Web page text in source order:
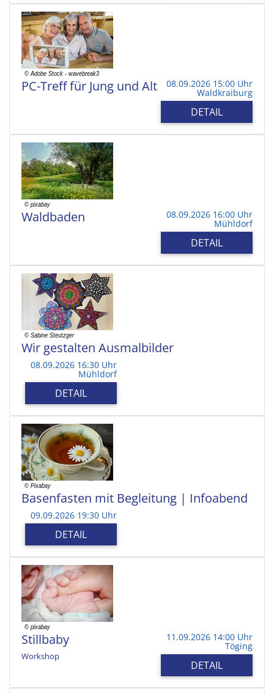
PC-Treff für Jung und Alt 08.09.2026 15:00 Uhr
Waldkraiburg
DETAIL
Waldbaden 08.09.2026 16:00 Uhr
Mühldorf
DETAIL
Wir gestalten Ausmalbilder
08.09.2026 16:30 Uhr
Mühldorf
DETAIL
Basenfasten mit Begleitung | Infoabend
09.09.2026 19:30 Uhr
DETAIL
Stillbaby
Workshop
11.09.2026 14:00 Uhr
Töging
DETAIL